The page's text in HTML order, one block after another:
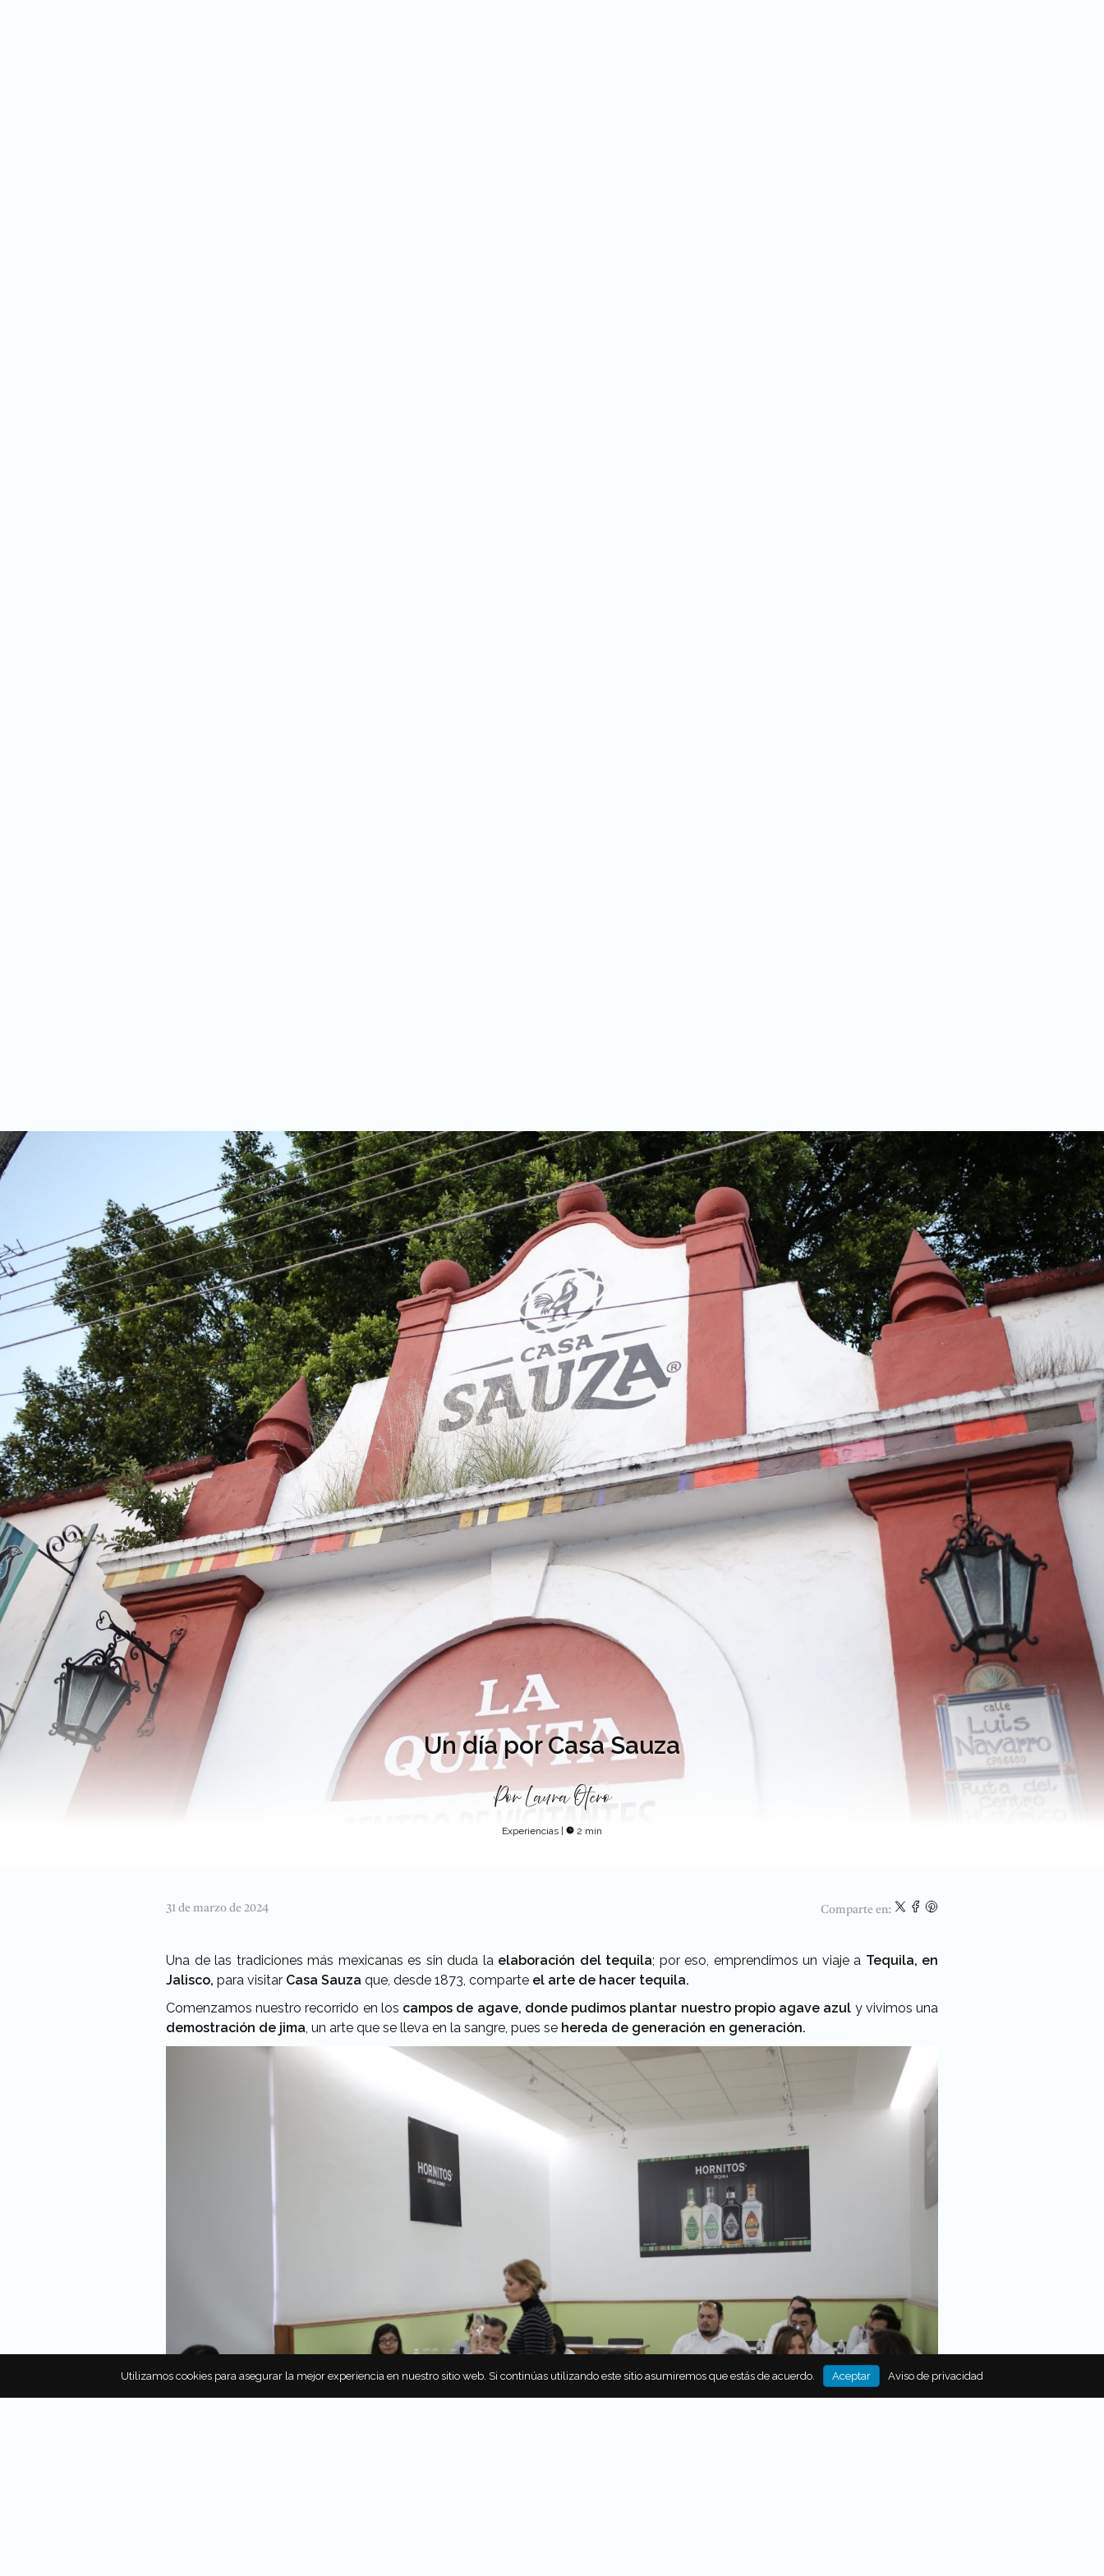
Un día por Casa Sauza
Por Laura Otero
Experiencias 2 min
31 de marzo de 2024 Comparte en:
Una de las tradiciones más mexicanas es sin duda la elaboración del tequila; por eso, emprendimos un viaje a Tequila, en
Jalisco, para visitar Casa Sauza que, desde 1873, comparte el arte de hacer tequila.
Comenzamos nuestro recorrido en los campos de agave, donde pudimos plantar nuestro propio agave azul y vivimos una
demostración de jima, un arte que se lleva en la sangre, pues se hereda de generación en generación.
Utilizamos cookies para asegurar la mejor experiencia en nuestro sitio web. Si continúas utilizando este sitio asumiremos que estás de acuerdo. Aceptar Aviso de privacidad